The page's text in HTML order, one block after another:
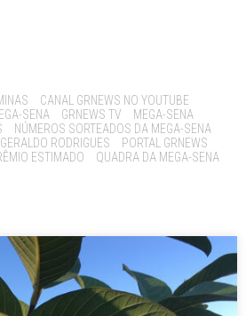
CANAL GRNEWS NO YOUTUBE
SENA
GRNEWS TV
MEGA-SENA
NÚMEROS SORTEADOS DA MEGA-SENA
RODRIGUES
PORTAL GRNEWS
ESTIMADO
QUADRA DA MEGA-SENA